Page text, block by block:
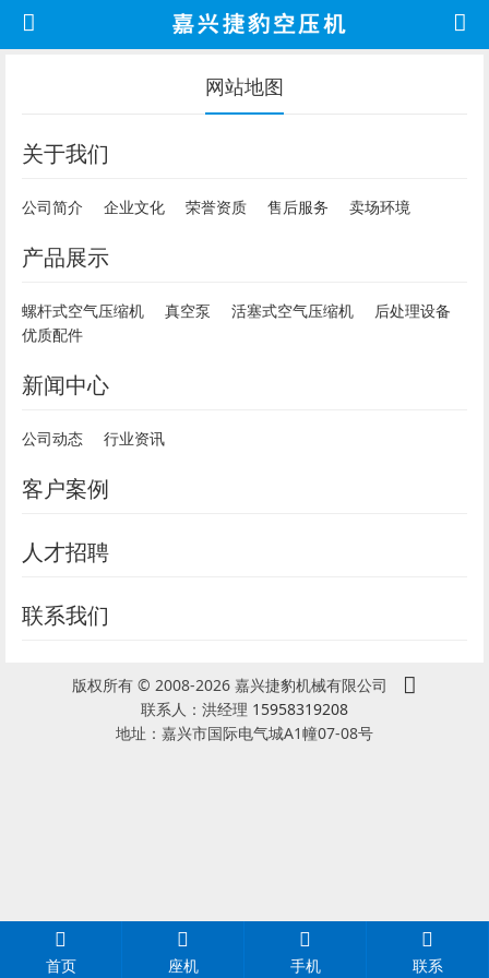
网站地图
关于我们
公司简介 企业文化 荣誉资质 售后服务 卖场环境
产品展示
螺杆式空气压缩机 真空泵 活塞式空气压缩机
后处理设备
优质配件
新闻中心
公司动态 行业资讯
客户案例
人才招聘
联系我们
版权所有 © 2008-2026 嘉兴捷豹机械有限公司
联系人：洪经理 15958319208
地址：嘉兴市国际电气城A1幢07-08号
首页 座机 手机 联系